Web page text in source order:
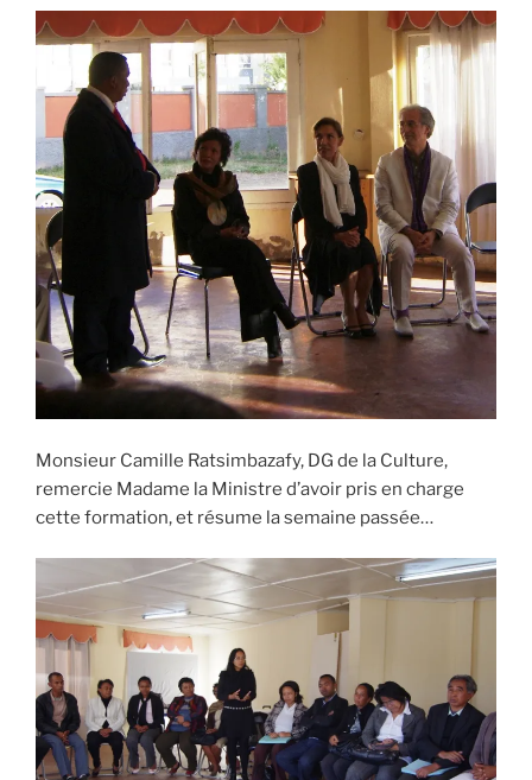
Monsieur Camille Ratsimbazafy, DG de la Culture,
remercie Madame la Ministre d’avoir pris en charge
cette formation, et résume la semaine passée…